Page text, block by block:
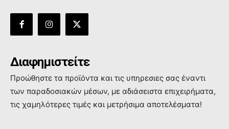
Διαφημιστείτε
Προώθηστε τα προϊόντα και τις υπηρεσιες σας έναντι
των παραδοσιακών μέσων, με αδιάσειστα επιχειρήματα,
τις χαμηλότερες τιμές και μετρήσιμα αποτελέσματα!